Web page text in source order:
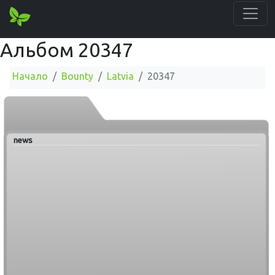
Альбом 20347
Начало Bounty Latvia 20347
news